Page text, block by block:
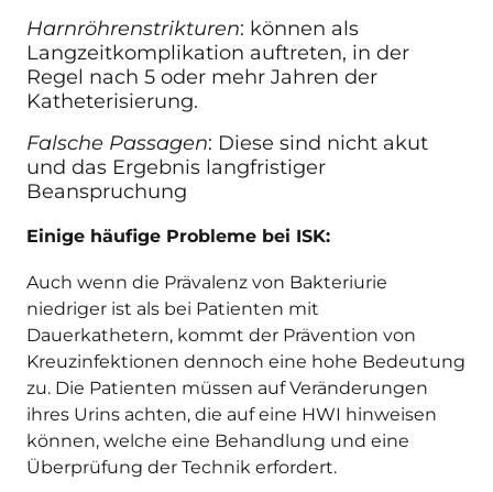
Harnröhrenstrikturen: können als
Langzeitkomplikation auftreten, in der
Regel nach 5 oder mehr Jahren der
Katheterisierung.
Falsche Passagen: Diese sind nicht akut
und das Ergebnis langfristiger
Beanspruchung
Einige häufige Probleme bei ISK:
Auch wenn die Prävalenz von Bakteriurie
niedriger ist als bei Patienten mit
Dauerkathetern, kommt der Prävention von
Kreuzinfektionen dennoch eine hohe Bedeutung
zu. Die Patienten müssen auf Veränderungen
ihres Urins achten, die auf eine HWI hinweisen
können, welche eine Behandlung und eine
Überprüfung der Technik erfordert.